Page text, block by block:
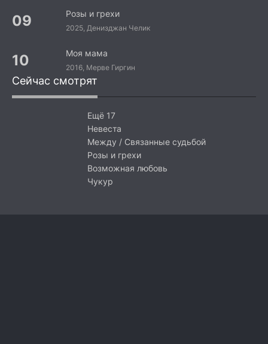
Розы и грехи
2025, Денизджан Челик
Моя мама
2016, Мерве Гиргин
Сейчас смотрят
Ещё 17
Невеста
Между / Связанные судьбой
Розы и грехи
Возможная любовь
Чукур